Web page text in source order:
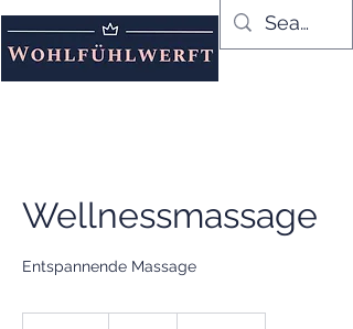
Wellnessmassage
Entspannende Massage